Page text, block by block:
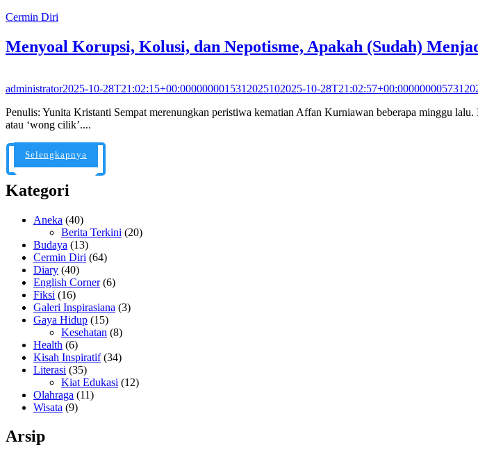
Cermin Diri
Menyoal Korupsi, Kolusi, dan Nepotisme, Apakah (Sudah)
administrator2025-10-28T21:02:15+00:0000000015312025102025-10-
Penulis: Yunita Kristanti Sempat merenungkan peristiwa kematian Affan Kurniawan beberapa minggu
atau ‘wong cilik’....
Selengkapnya
Kategori
Aneka (40)
Berita Terkini (20)
Budaya (13)
Cermin Diri (64)
Diary (40)
English Corner(6)
Fiksi (16)
Galeri Inspirasiana (3)
Gaya Hidup (15)
Kesehatan (8)
Health (6)
Kisah Inspiratif(34)
Literasi (35)
Kiat Edukasi (12)
Olahraga (11)
Wisata (9)
Arsip